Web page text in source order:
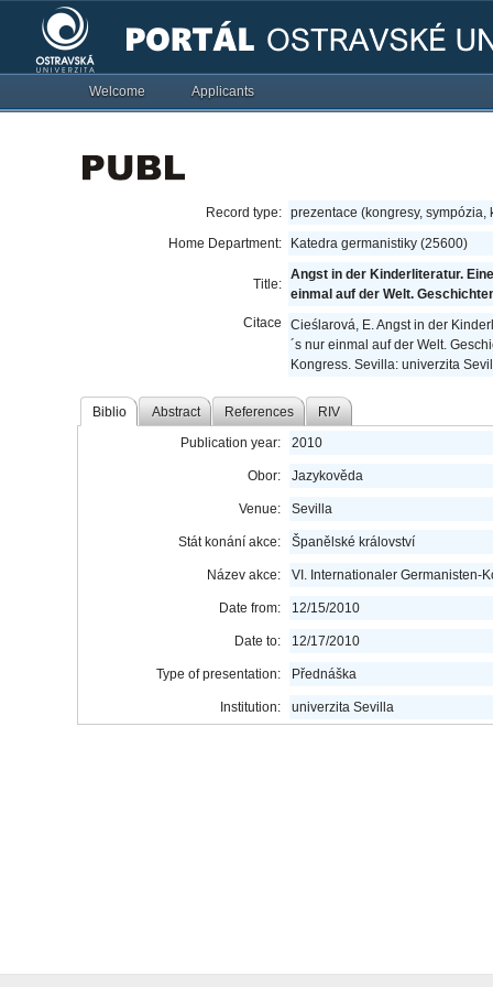
Welcome Applicants
Record type: prezentace (kongresy, sympózia,
Home Department:
Katedra germanistiky (25600)
Title:
Angst in der Kinderliteratur.
einmal auf der Welt.
Citace
Cieślarová, E. Angst in der
´s nur einmal auf der Welt.
Kongress. Sevilla: univerzita
Biblio Abstract References RIV
Publication year: 2010
Obor: Jazykověda
Venue: Sevilla
Stát konání akce: Španělské království
Název akce: VI. Internationaler Germanisten-
Date from: 12/15/2010
Date to: 12/17/2010
Type of presentation: Přednáška
Institution: univerzita Sevilla